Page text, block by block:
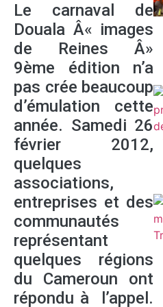
Le carnaval de
Douala Â« images
de Reines Â»
9ème édition n’a
pas crée beaucoup
d’émulation cette
année. Samedi 26
février 2012,
quelques
associations,
entreprises et des
communautés
représentant
quelques régions
du Cameroun ont
répondu à l’appel.